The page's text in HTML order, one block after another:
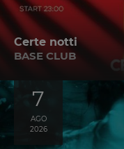
Certe notti
BASE CLUB
7
AGO
2026